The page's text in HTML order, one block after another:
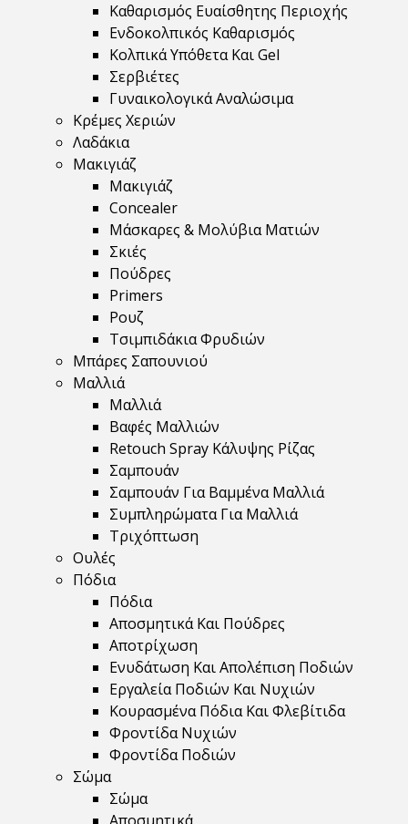
Καθαρισμός Ευαίσθητης Περιοχής
Ενδοκολπικός Καθαρισμός
Κολπικά Υπόθετα Και Gel
Σερβιέτες
Γυναικολογικά Αναλώσιμα
Κρέμες Χεριών
Λαδάκια
Μακιγιάζ
Μακιγιάζ
Concealer
Μάσκαρες & Μολύβια Ματιών
Σκιές
Πούδρες
Primers
Ρουζ
Τσιμπιδάκια Φρυδιών
Μπάρες Σαπουνιού
Μαλλιά
Μαλλιά
Βαφές Μαλλιών
Retouch Spray Κάλυψης Ρίζας
Σαμπουάν
Σαμπουάν Για Βαμμένα Μαλλιά
Συμπληρώματα Για Μαλλιά
Τριχόπτωση
Ουλές
Πόδια
Πόδια
Αποσμητικά Και Πούδρες
Αποτρίχωση
Ενυδάτωση Και Απολέπιση Ποδιών
Εργαλεία Ποδιών Και Νυχιών
Κουρασμένα Πόδια Και Φλεβίτιδα
Φροντίδα Νυχιών
Φροντίδα Ποδιών
Σώμα
Σώμα